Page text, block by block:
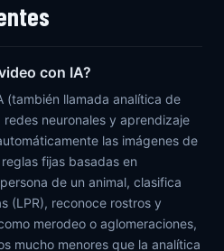
con IA?
(también llamada analítica de
neuronales y aprendizaje
las imágenes de
fijas basadas en
de un animal, clasifica
(LPR), reconoce rostros y
merodeo o aglomeraciones,
mucho menores que la analítica